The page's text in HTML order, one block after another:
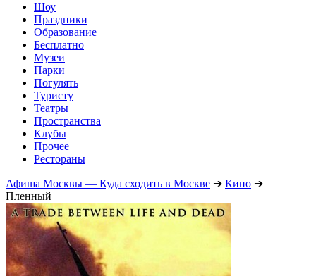
Шоу
Праздники
Образование
Бесплатно
Музеи
Парки
Погулять
Туристу
Театры
Пространства
Клубы
Прочее
Рестораны
Афиша Москвы — Куда сходить в Москве ➔ Кино ➔
Пленный